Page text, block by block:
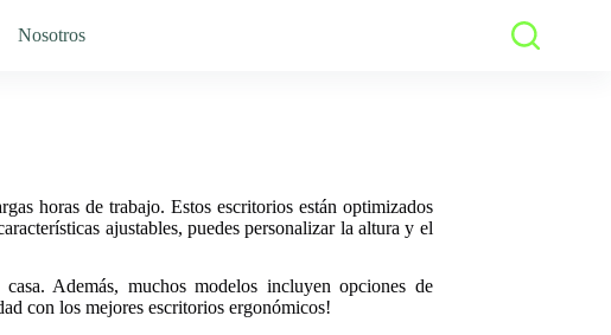
Nosotros
horas de trabajo. Estos escritorios están optimizados
ajustables, puedes personalizar la altura y el
Además, muchos modelos incluyen opciones de
con los mejores escritorios ergonómicos!